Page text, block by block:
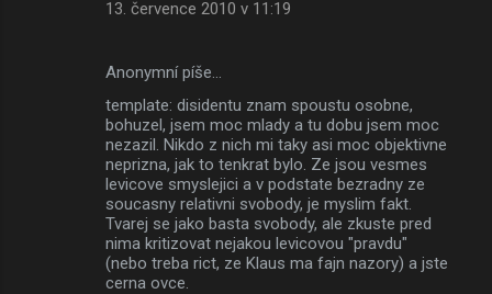
13. července 2010 v 11:19
Anonymní píše…
template: disidentu znam spoustu osobne,
bohuzel, jsem moc mlady a tu dobu jsem moc
nezazil. Nikdo z nich mi taky asi moc objektivne
neprizna, jak to tenkrat bylo. Ze jsou vesmes
levicove smyslejici a v podstate bezradny ze
soucasny relativni svobody, je myslim fakt.
Tvarej se jako basta svobody, ale zkuste pred
nima kritizovat nejakou levicovou "pravdu"
(nebo treba rict, ze Klaus ma fajn nazory) a jste
cerna ovce.